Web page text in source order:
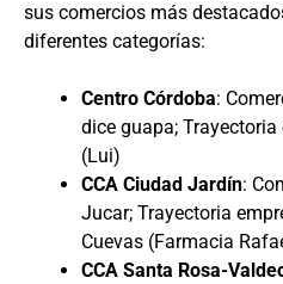
sus comercios más
diferentes categorías:
Centro Córdoba:
dice guapa;
(Lui)
CCA Ciudad Jardín:
Jucar; Trayectoria
Cuevas (Farmacia
CCA Santa Rosa-